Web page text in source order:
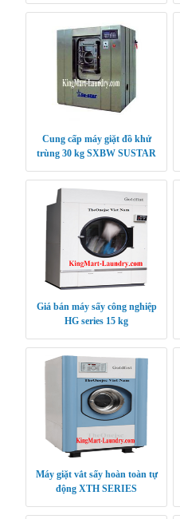
Cung cấp máy giặt đồ khử
trùng 30 kg SXBW SUSTAR
Giá bán máy sấy công nghiệp
HG series 15 kg
Máy giặt vắt sấy hoàn toàn tự
động XTH SERIES